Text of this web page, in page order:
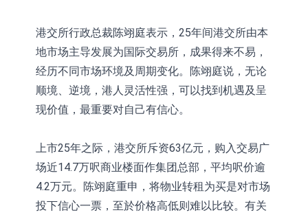
强国际运营能力的大型民爆企业集团
【异动股】焦炭Ⅲ板块下挫，陕西黑
猫(601015.CN)跌8.38%
【异动股】医疗研发外包板块拉升，
毕得医药(688073.CN)涨20.01%
港交所行政总裁陈翊庭表示，25年间港交所由本
地市场主导发展为国际交易所，成果得来不易，
经历不同市场环境及周期变化。陈翊庭说，无论
顺境、逆境，港人灵活性强，可以找到机遇及呈
现价值，最重要对自己有信心。
上市25年之际，港交所斥资63亿元，购入交易广
场近14.7万呎商业楼面作集团总部，平均呎价逾
4.2万元。陈翊庭重申，将物业转租为买是对市场
投下信心一票，至於价格高低则难以比较。有关